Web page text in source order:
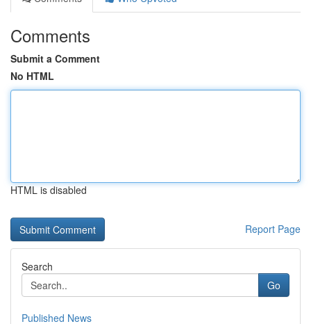
Comments
Submit a Comment
No HTML
HTML is disabled
Report Page
Search
Go
Published News